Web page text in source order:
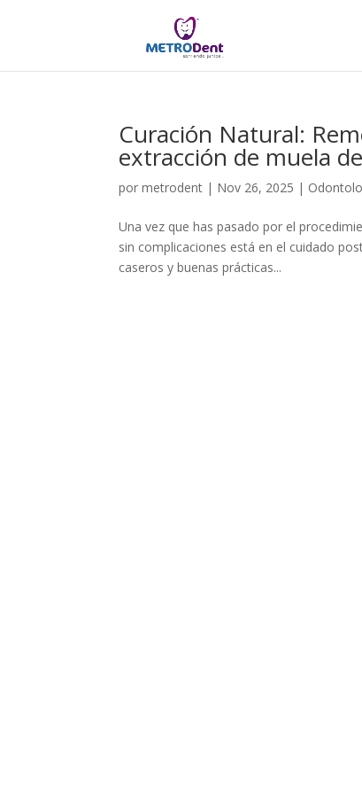
Curación Natural:
extracción de muela
pormetrodent | Nov 26, 2025 |
Una vez que has pasado por el
sin complicaciones está en el cuidado
caseros y buenas prácticas...